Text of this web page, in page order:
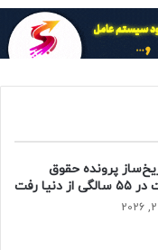
مدل پرچمدار ساندبار سامسونگ Q990F در سال ۲۰۲۵ به‌روزرسانی
و تجربه‌ی صوتی
پرونده حقوق
دنیا رفت